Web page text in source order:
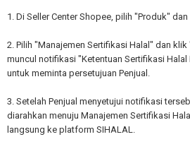
1. Di Seller Center Shopee, pilih "Produk"
2. Pilih "Manajemen Sertifikasi Halal" dan
muncul notifikasi "Ketentuan Sertifikasi Halal
untuk meminta persetujuan Penjual.
3. Setelah Penjual menyetujui notifikasi
diarahkan menuju Manajemen Sertifikasi
langsung ke platform SIHALAL.